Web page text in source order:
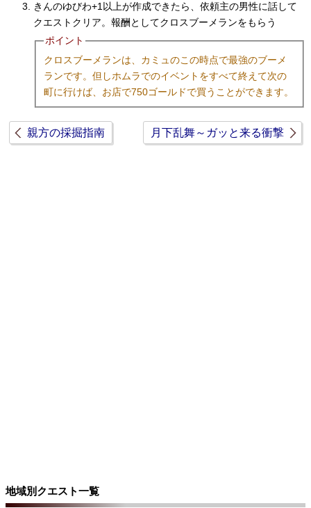
きんのゆびわ+1以上が作成できたら、依頼主の男性に話して
クエストクリア。報酬としてクロスブーメランをもらう
ポイント
クロスブーメランは、カミュのこの時点で最強のブーメ
ランです。但しホムラでのイベントをすべて終えて次の
町に行けば、お店で750ゴールドで買うことができます。
親方の採掘指南 月下乱舞～ガッと来る衝撃
地域別クエスト一覧